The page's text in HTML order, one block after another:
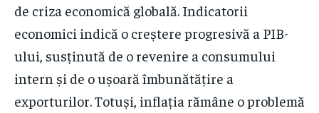
de criza economică globală. Indicatorii
economici indică o creștere progresivă a PIB-
ului, susținută de o revenire a consumului
intern și de o ușoară îmbunătățire a
exporturilor. Totuși, inflația rămâne o problemă